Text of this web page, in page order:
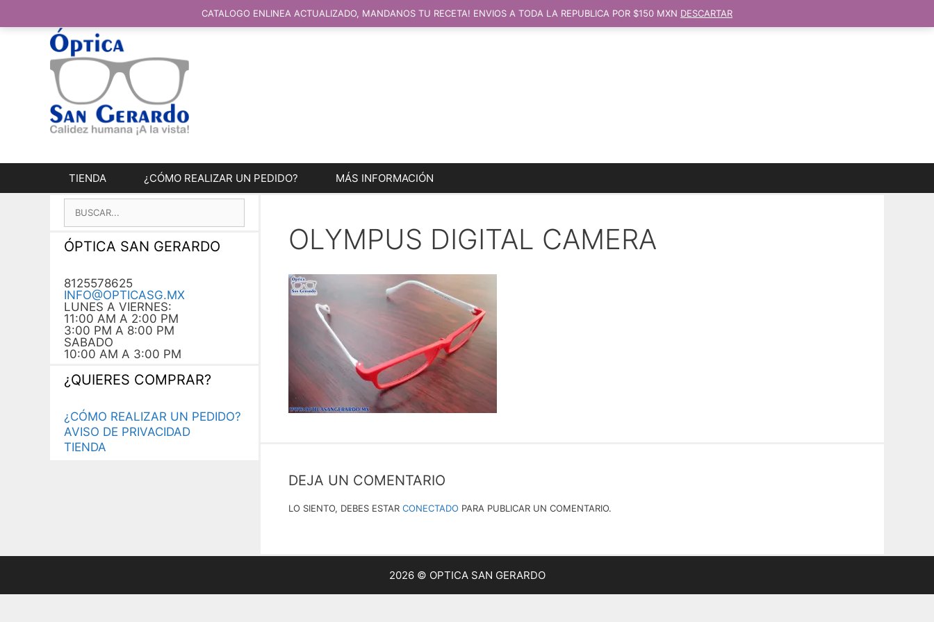
TIENDA ¿CÓMO REALIZAR UN PEDIDO? MÁS INFORMACIÓN
OLYMPUS DIGITAL CAMERA
DEJA UN COMENTARIO
LO SIENTO, DEBES ESTAR CONECTADO PARA PUBLICAR UN COMENTARIO.
BUSCAR:
ÓPTICA SAN GERARDO
8125578625
INFO@OPTICASG.MX
LUNES A VIERNES:
11:00 AM A 2:00 PM
3:00 PM A 8:00 PM
SABADO
10:00 AM A 3:00 PM
¿QUIERES COMPRAR?
¿CÓMO REALIZAR UN PEDIDO?
AVISO DE PRIVACIDAD
TIENDA
2026 © OPTICA SAN GERARDO
CATALOGO ENLINEA ACTUALIZADO, MANDANOS TU RECETA! ENVIOS A TODA LA REPUBLICA POR $150 MXN DESCARTAR